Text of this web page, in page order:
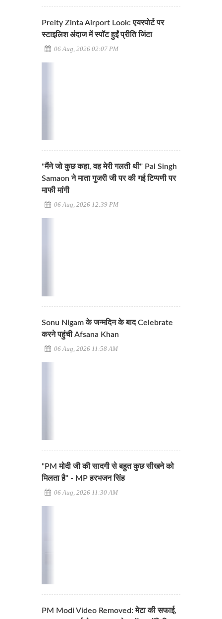
Preity Zinta Airport Look: एयरपोर्ट पर
स्टाइलिश अंदाज में स्पॉट हुईं प्रीति जिंटा
06 Aug, 2026 02:07 PM
"मैंने जो कुछ कहा, वह मेरी गलती थी" Pal Singh
Samaon ने माता गुजरी जी पर की गई टिप्पणी पर
माफी मांगी
06 Aug, 2026 12:39 PM
Sonu Nigam के जन्मदिन के बाद Celebrate
करने पहुंची Afsana Khan
06 Aug, 2026 11:58 AM
"PM मोदी जी की सादगी से बहुत कुछ सीखने को
मिलता है" - MP हरभजन सिंह
06 Aug, 2026 11:30 AM
PM Modi Video Removed: मेटा की सफाई,